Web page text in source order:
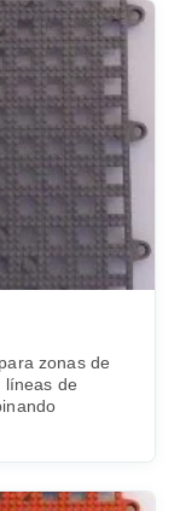
zonas de
líneas de